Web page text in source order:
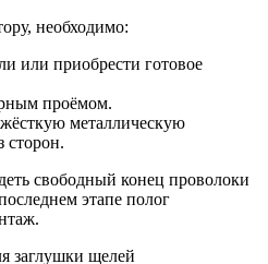
необходимо:
или приобрести готовое
проёмом.
металлическую
сторон.
свободный конец проволоки
этапе полог
заглушки щелей